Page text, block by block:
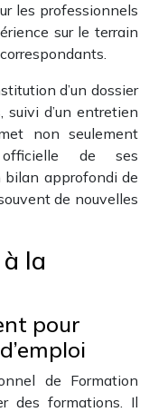
les professionnels
sur le terrain
d’un dossier
suivi d’un entretien
non seulement
officielle de ses
bilan approfondi de
de nouvelles
la
pour
de Formation
des formations. Il